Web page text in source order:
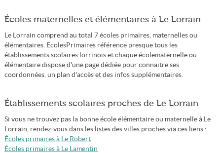
Écoles maternelles et élémentaires à Le Lorrain
Le Lorrain comprend au total 7 écoles primaires, maternelles ou
élémentaires. EcolesPrimaires référence presque tous les
établissements scolaires lorrinois et chaque écolematernelle ou
élémentaire dispose d'une page dédiée pour connaitre ses
coordonnées, un plan d'accès et des infos supplémentaires.
Établissements scolaires proches de Le Lorrain
Si vous ne trouvez pas la bonne école élémentaire ou maternelle à Le
Lorrain, rendez-vous dans les listes des villes proches via ces liens :
Écoles primaires à Le Robert
Écoles primaires à Le Lamentin